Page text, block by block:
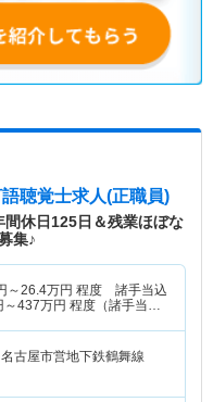
聴覚士求人(正職員)
間休日125日＆残業ほぼな
集♪
～26.4万円 程度 諸手当込
～437万円 程度（諸手当
名古屋市営地下鉄鶴舞線